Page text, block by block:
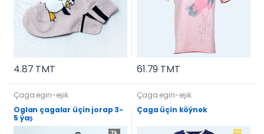
4.87 TMT 61.79 TMT
Çaga egin-eşik
Oglan çagalar üçin jorap 3-
5 ýaş
Çaga egin-eşik
Çaga üçin köýnek